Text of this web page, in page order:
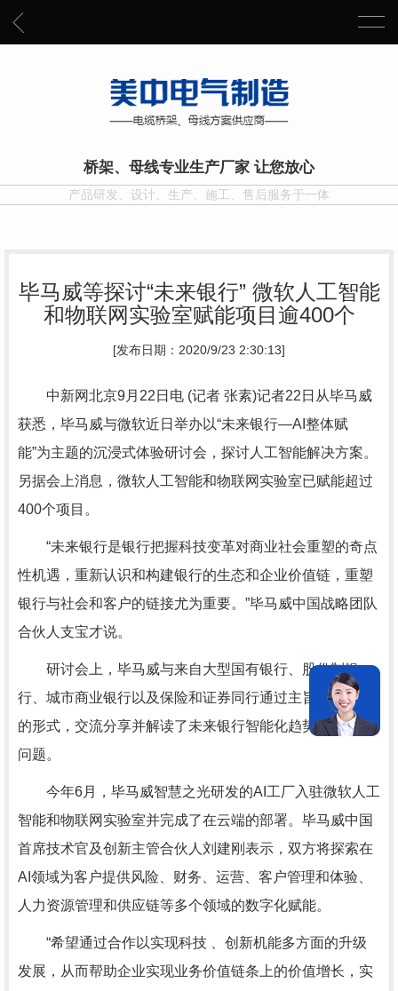
桥架、母线专业生产厂家 让您放心
产品研发、设计、生产、施工、售后服务于一体
毕马威等探讨“未来银行” 微软人工智能
和物联网实验室赋能项目逾400个
[发布日期：2020/9/23 2:30:13]
中新网北京9月22日电 (记者 张素)记者22日从毕马威
获悉，毕马威与微软近日举办以“未来银行—AI整体赋
能”为主题的沉浸式体验研讨会，探讨人工智能解决方案。
另据会上消息，微软人工智能和物联网实验室已赋能超过
400个项目。
“未来银行是银行把握科技变革对商业社会重塑的奇点
性机遇，重新认识和构建银行的生态和企业价值链，重塑
银行与社会和客户的链接尤为重要。”毕马威中国战略团队
合伙人支宝才说。
研讨会上，毕马威与来自大型国有银行、股份制银
行、城市商业银行以及保险和证券同行通过主旨圆桌论坛
的形式，交流分享并解读了未来银行智能化趋势与转型等
问题。
今年6月，毕马威智慧之光研发的AI工厂入驻微软人工
智能和物联网实验室并完成了在云端的部署。毕马威中国
首席技术官及创新主管合伙人刘建刚表示，双方将探索在
AI领域为客户提供风险、财务、运营、客户管理和体验、
人力资源管理和供应链等多个领域的数字化赋能。
“希望通过合作以实现科技 、创新机能多方面的升级
发展，从而帮助企业实现业务价值链条上的价值增长，实